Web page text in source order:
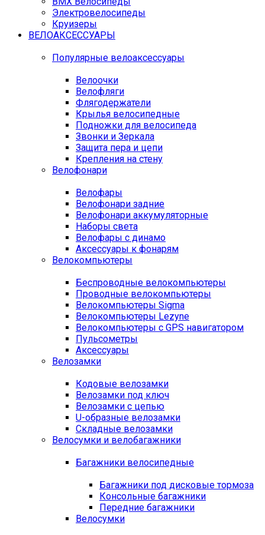
Электровелосипеды
Круизеры
ВЕЛОАКСЕССУАРЫ
Популярные велоаксессуары
Велоочки
Велофляги
Флягодержатели
Крылья велосипедные
Подножки для велосипеда
Звонки и Зеркала
Защита пера и цепи
Крепления на стену
Велофонари
Велофары
Велофонари задние
Велофонари аккумуляторные
Наборы света
Велофары с динамо
Аксессуары к фонарям
Велокомпьютеры
Беспроводные велокомпьютеры
Проводные велокомпьютеры
Велокомпьютеры Sigma
Велокомпьютеры Lezyne
Велокомпьютеры с GPS навигатором
Пульсометры
Аксессуары
Велозамки
Кодовые велозамки
Велозамки под ключ
Велозамки с цепью
U-образные велозамки
Складные велозамки
Велосумки и велобагажники
Багажники велосипедные
Багажники под дисковые тормоза
Консольные багажники
Передние багажники
Велосумки